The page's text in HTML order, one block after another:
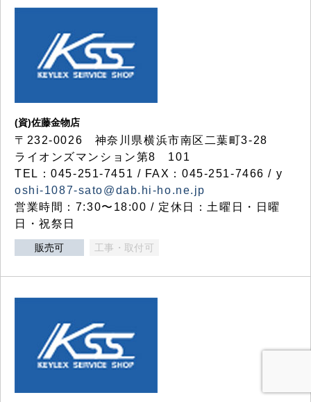
(資)佐藤金物店
〒232-0026 神奈川県横浜市南区二葉町3-28
ライオンズマンション第8 101
TEL：045-251-7451 / FAX：045-251-7466 / y
oshi-1087-sato@dab.hi-ho.ne.jp
営業時間：7:30〜18:00 / 定休日：土曜日・日曜
日・祝祭日
販売可 工事・取付可